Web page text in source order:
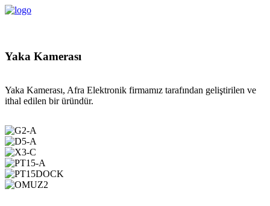
Yaka Kamerası
Yaka Kamerası, Afra Elektronik firmamız tarafından geliştirilen ve
ithal edilen bir üründür.